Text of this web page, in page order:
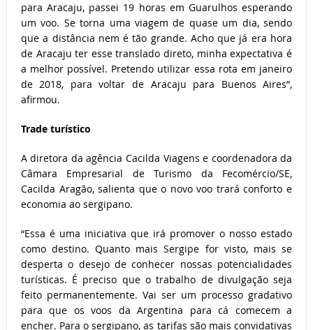
para Aracaju, passei 19 horas em Guarulhos esperando
um voo. Se torna uma viagem de quase um dia, sendo
que a distância nem é tão grande. Acho que já era hora
de Aracaju ter esse translado direto, minha expectativa é
a melhor possível. Pretendo utilizar essa rota em janeiro
de 2018, para voltar de Aracaju para Buenos Aires”,
afirmou.
Trade turístico
A diretora da agência Cacilda Viagens e coordenadora da
Câmara Empresarial de Turismo da Fecomércio/SE,
Cacilda Aragão, salienta que o novo voo trará conforto e
economia ao sergipano.
“Essa é uma iniciativa que irá promover o nosso estado
como destino. Quanto mais Sergipe for visto, mais se
desperta o desejo de conhecer nossas potencialidades
turísticas. É preciso que o trabalho de divulgação seja
feito permanentemente. Vai ser um processo gradativo
para que os voos da Argentina para cá comecem a
encher. Para o sergipano, as tarifas são mais convidativas